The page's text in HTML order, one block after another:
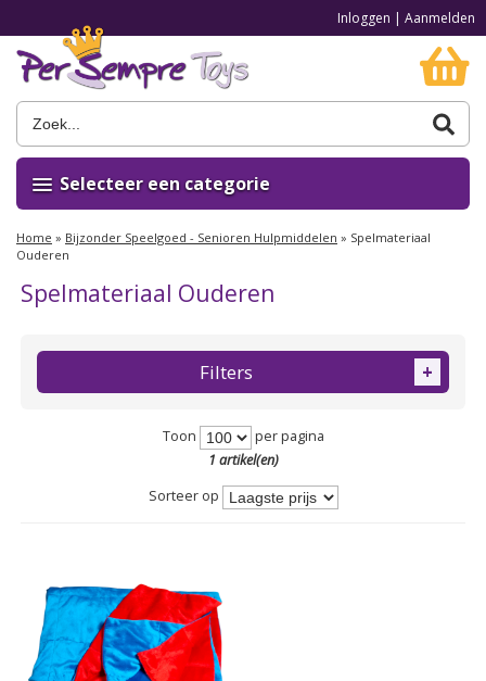
Inloggen | Aanmelden
Selecteer een categorie
Home » Bijzonder Speelgoed - Senioren Hulpmiddelen » Spelmateriaal
Ouderen
Spelmateriaal Ouderen
Filters +
Toon
per pagina
1 artikel(en)
Sorteer op